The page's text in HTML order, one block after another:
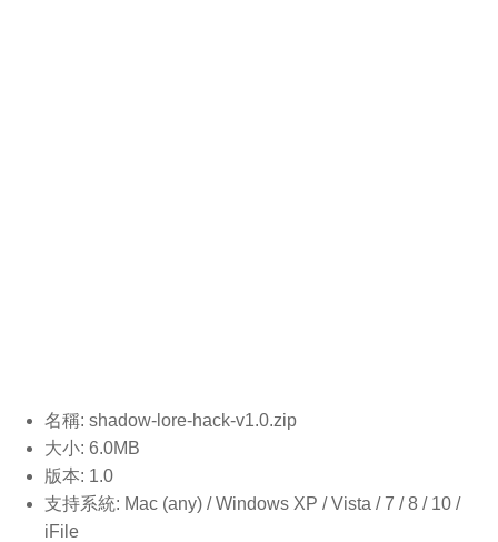
名稱: shadow-lore-hack-v1.0.zip
大小: 6.0MB
版本: 1.0
支持系統: Mac (any) / Windows XP / Vista / 7 / 8 / 10 /
iFile